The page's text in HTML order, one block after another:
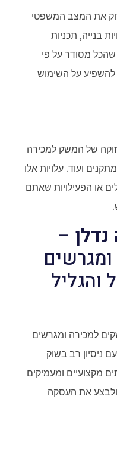
את המצב המשפטי
בנייה, תכניות
שהכל מסודר על פי
להשפיע על השימוש
של המשק למכירה
ועוד. עלויות אלו
או הפעילויות שאתם
נדלן –
ומגרשים
והגליל
למכירה ומגרשים
ניסיון רב בשוק
מקצועיים ומעמיקים
ולבצע את העסקה